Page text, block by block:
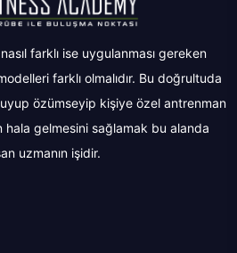
farklı ise uygulanması gereken
farklı olmalıdır. Bu doğrultuda
özümseyip kişiye özel antrenman
gelmesini sağlamak bu alanda
uzmanın işidir.